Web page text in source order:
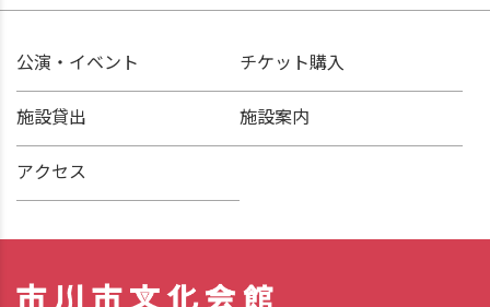
公演・イベント チケット購入
施設貸出 施設案内
アクセス